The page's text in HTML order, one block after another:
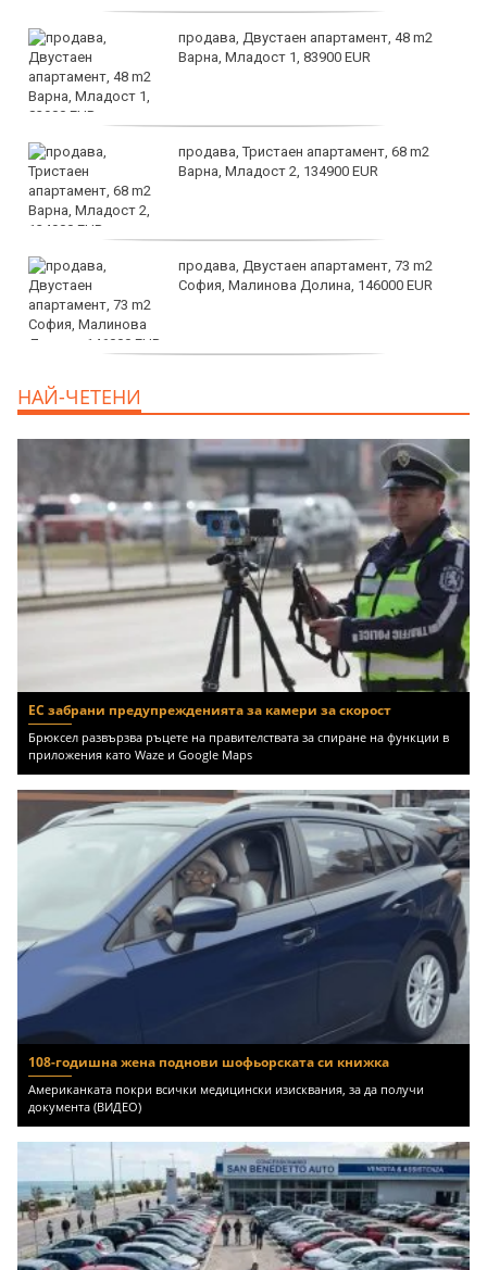
продава, Двустаен апартамент, 48 m2
Варна, Младост 1, 83900 EUR
продава, Тристаен апартамент, 68 m2
Варна, Младост 2, 134900 EUR
продава, Двустаен апартамент, 73 m2
София, Малинова Долина, 146000 EUR
НАЙ-ЧЕТЕНИ
ЕС забрани предупрежденията за камери за скорост
Брюксел развързва ръцете на правителствата за спиране на функции в
приложения като Waze и Google Maps
108-годишна жена поднови шофьорската си книжка
Американката покри всички медицински изисквания, за да получи
документа (ВИДЕО)